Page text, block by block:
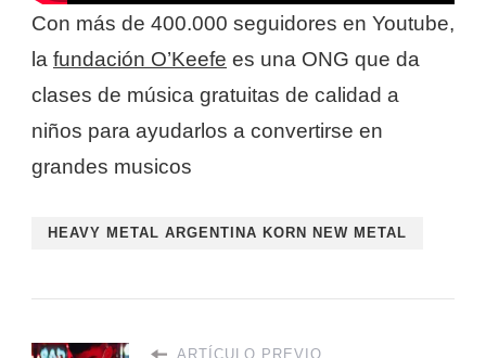
Con más de 400.000 seguidores en Youtube,
la fundación O’Keefe es una ONG que da
clases de música gratuitas de calidad a
niños para ayudarlos a convertirse en
grandes musicos
HEAVY METAL ARGENTINA KORN NEW METAL
ARTÍCULO PREVIO